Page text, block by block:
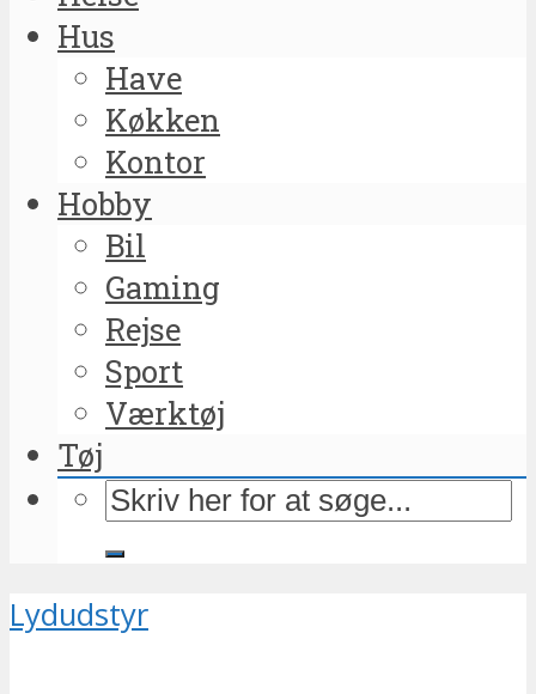
Hus
Have
Køkken
Kontor
Hobby
Bil
Gaming
Rejse
Sport
Værktøj
Tøj
Lydudstyr